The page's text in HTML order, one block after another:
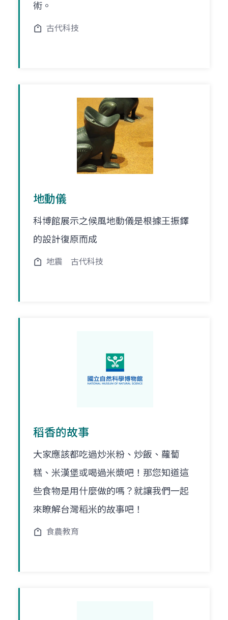
術。
古代科技
地動儀
科博館展示之候風地動儀是根據王振鐸
的設計復原而成
地震 古代科技
稻香的故事
大家應該都吃過炒米粉、炒飯、蘿蔔
糕、米漢堡或喝過米漿吧！那您知道這
些食物是用什麼做的嗎？就讓我們一起
來瞭解台灣稻米的故事吧！
食農教育